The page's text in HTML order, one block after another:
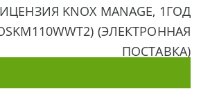
KNOX MANAGE, 1ГОД
(ЭЛЕКТРОННАЯ
ПОСТАВКА)